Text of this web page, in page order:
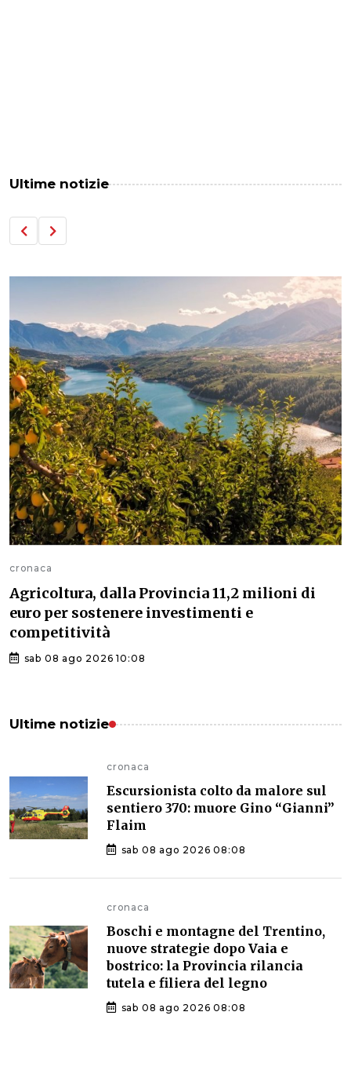
Ultime notizie
cronaca
Agricoltura, dalla Provincia 11,2 milioni di
euro per sostenere investimenti e
competitività
sab 08 ago 2026 10:08
Ultime notizie
cronaca
Escursionista colto da malore sul
sentiero 370: muore Gino “Gianni”
Flaim
sab 08 ago 2026 08:08
cronaca
Boschi e montagne del Trentino,
nuove strategie dopo Vaia e
bostrico: la Provincia rilancia
tutela e filiera del legno
sab 08 ago 2026 08:08